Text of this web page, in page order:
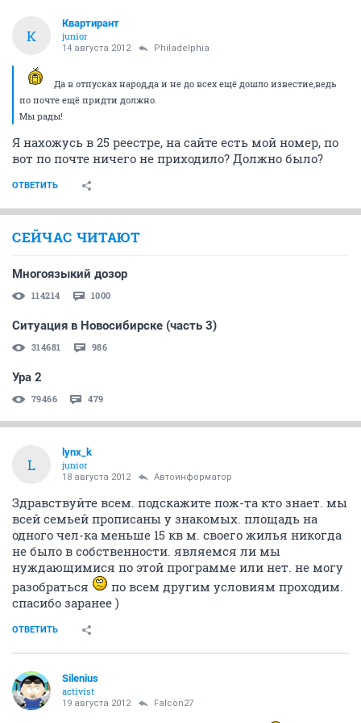
К
Квартирант
junior
14 августа 2012 Philadelphia
Да в отпусках народ,да и не до всех ещё дошло известие,ведь
по почте ещё придти должно.
Мы рады!
Я нахожусь в 25 реестре, на сайте есть мой номер, по
вот по почте ничего не приходило? Должно было?
ОТВЕТИТЬ
СЕЙЧАС ЧИТАЮТ
Многоязыкий дозор
114214 1000
Ситуация в Новосибирске (часть 3)
314681 986
Ура 2
79466 479
L
lynx_k
junior
18 августа 2012 Автоинформатор
Здравствуйте всем. подскажите пож-та кто знает. мы
всей семьей прописаны у знакомых. площадь на
одного чел-ка меньше 15 кв м. своего жилья никогда
не было в собственности. являемся ли мы
нуждающимися по этой программе или нет. не могу
разобраться
по всем другим условиям проходим.
спасибо заранее )
ОТВЕТИТЬ
Silenius
activist
19 августа 2012 Falcon27